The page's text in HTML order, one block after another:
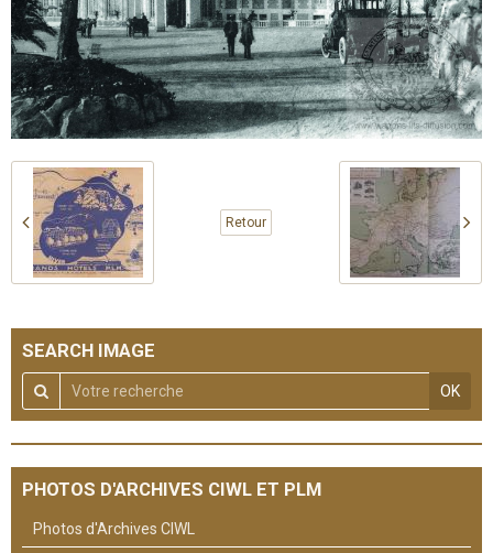
Retour
SEARCH IMAGE
OK
PHOTOS D'ARCHIVES CIWL ET PLM
Photos d'Archives CIWL